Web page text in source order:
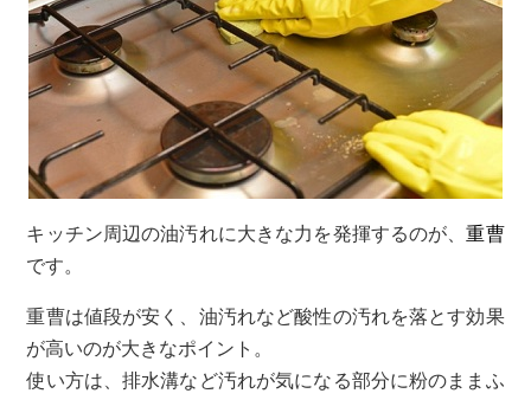
キッチン周辺の油汚れに大きな力を発揮するのが、重曹
です。
重曹は値段が安く、油汚れなど酸性の汚れを落とす効果
が高いのが大きなポイント。
使い方は、排水溝など汚れが気になる部分に粉のままふ